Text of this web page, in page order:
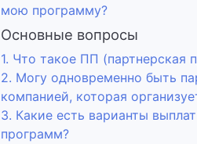
мою программу?
Основные вопросы
1. Что такое ПП (партнерская
2. Могу одновременно быть
компанией, которая
3. Какие есть варианты
программ?